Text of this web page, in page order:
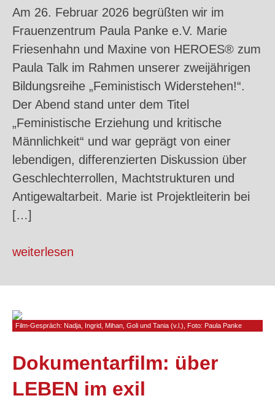
Am 26. Februar 2026 begrüßten wir im
Frauenzentrum Paula Panke e.V. Marie
Friesenhahn und Maxine von HEROES® zum
Paula Talk im Rahmen unserer zweijährigen
Bildungsreihe „Feministisch Widerstehen!“.
Der Abend stand unter dem Titel
„Feministische Erziehung und kritische
Männlichkeit“ und war geprägt von einer
lebendigen, differenzierten Diskussion über
Geschlechterrollen, Machtstrukturen und
Antigewaltarbeit. Marie ist Projektleiterin bei
[…]
weiterlesen
Film-Gespräch: Nadja, Ingrid, Mihan, Goli und Tania (v.l.), Foto: Paula Panke
Dokumentarfilm: über
LEBEN im exil